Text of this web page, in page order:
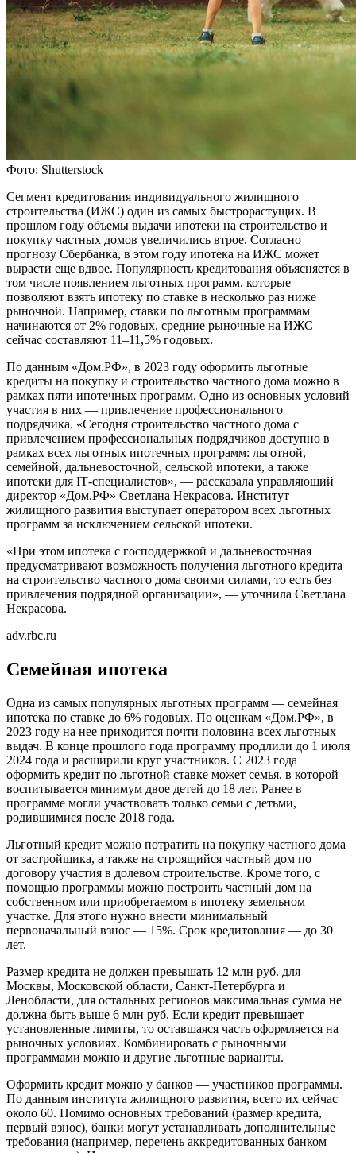
Фото: Shutterstock
Сегмент кредитования индивидуального жилищного
строительства (ИЖС) один из самых быстрорастущих. В
прошлом году объемы выдачи ипотеки на строительство и
покупку частных домов увеличились втрое. Согласно
прогнозу Сбербанка, в этом году ипотека на ИЖС может
вырасти еще вдвое. Популярность кредитования объясняется в
том числе появлением льготных программ, которые
позволяют взять ипотеку по ставке в несколько раз ниже
рыночной. Например, ставки по льготным программам
начинаются от 2% годовых, средние рыночные на ИЖС
сейчас составляют 11–11,5% годовых.
По данным «Дом.РФ», в 2023 году оформить льготные
кредиты на покупку и строительство частного дома можно в
рамках пяти ипотечных программ. Одно из основных условий
участия в них — привлечение профессионального
подрядчика. «Сегодня строительство частного дома с
привлечением профессиональных подрядчиков доступно в
рамках всех льготных ипотечных программ: льготной,
семейной, дальневосточной, сельской ипотеки, а также
ипотеки для IТ-специалистов», — рассказала управляющий
директор «Дом.РФ» Светлана Некрасова. Институт
жилищного развития выступает оператором всех льготных
программ за исключением сельской ипотеки.
«При этом ипотека с господдержкой и дальневосточная
предусматривают возможность получения льготного кредита
на строительство частного дома своими силами, то есть без
привлечения подрядной организации», — уточнила Светлана
Некрасова.
adv.rbc.ru
Семейная ипотека
Одна из самых популярных льготных программ — семейная
ипотека по ставке до 6% годовых. По оценкам «Дом.РФ», в
2023 году на нее приходится почти половина всех льготных
выдач. В конце прошлого года программу продлили до 1 июля
2024 года и расширили круг участников. С 2023 года
оформить кредит по льготной ставке может семья, в которой
воспитывается минимум двое детей до 18 лет. Ранее в
программе могли участвовать только семьи с детьми,
родившимися после 2018 года.
Льготный кредит можно потратить на покупку частного дома
от застройщика, а также на строящийся частный дом по
договору участия в долевом строительстве. Кроме того, с
помощью программы можно построить частный дом на
собственном или приобретаемом в ипотеку земельном
участке. Для этого нужно внести минимальный
первоначальный взнос — 15%. Срок кредитования — до 30
лет.
Размер кредита не должен превышать 12 млн руб. для
Москвы, Московской области, Санкт-Петербурга и
Ленобласти, для остальных регионов максимальная сумма не
должна быть выше 6 млн руб. Если кредит превышает
установленные лимиты, то оставшаяся часть оформляется на
рыночных условиях. Комбинировать с рыночными
программами можно и другие льготные варианты.
Оформить кредит можно у банков — участников программы.
По данным института жилищного развития, всего их сейчас
около 60. Помимо основных требований (размер кредита,
первый взнос), банки могут устанавливать дополнительные
требования (например, перечень аккредитованных банком